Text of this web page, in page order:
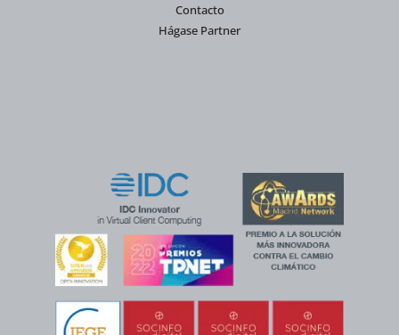
Contacto
Hágase Partner